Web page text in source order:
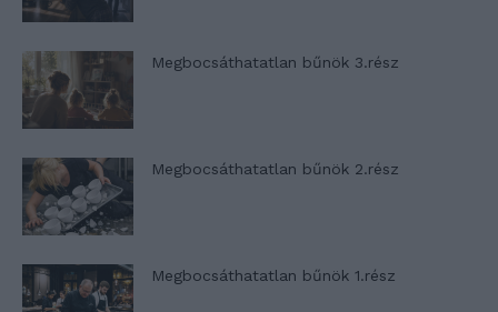
Megbocsáthatatlan bűnök 3.rész
Megbocsáthatatlan bűnök 2.rész
Megbocsáthatatlan bűnök 1.rész